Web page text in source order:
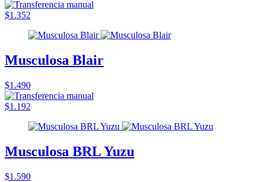
$1.352
Musculosa Blair
$1.490
$1.192
Musculosa BRL Yuzu
$1.590